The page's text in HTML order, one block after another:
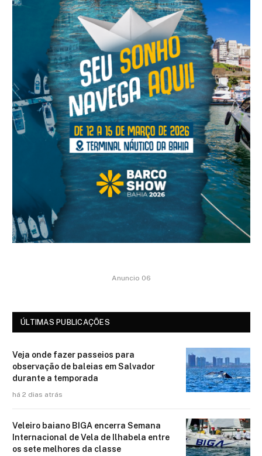
Anuncio 06
ÚLTIMAS PUBLICAÇÕES
Veja onde fazer passeios para
observação de baleias em Salvador
durante a temporada
há 2 dias atrás
Veleiro baiano BIGA encerra Semana
Internacional de Vela de Ilhabela entre
os sete melhores da classe